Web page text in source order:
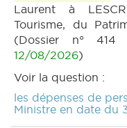
Laurent à
Tourisme, du
(Dossier n° 414
12/08/2026)
Voir la question :
les dépenses de
Ministre en date du